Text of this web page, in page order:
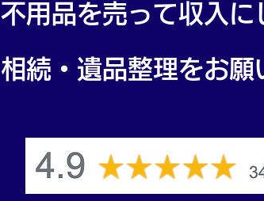
不用品を売って収入に
相続・遺品整理をお願